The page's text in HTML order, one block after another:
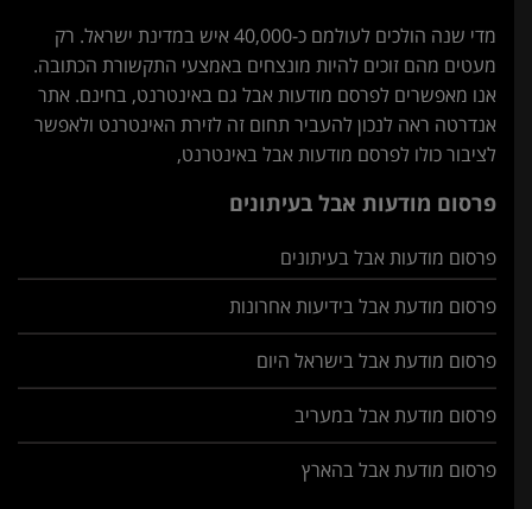
מדי שנה הולכים לעולמם כ-40,000 איש במדינת ישראל. רק
מעטים מהם זוכים להיות מונצחים באמצעי התקשורת הכתובה.
אנו מאפשרים לפרסם מודעות אבל גם באינטרנט, בחינם. אתר
אנדרטה ראה לנכון להעביר תחום זה לזירת האינטרנט ולאפשר
לציבור כולו לפרסם מודעות אבל באינטרנט,
פרסום מודעות אבל בעיתונים
פרסום מודעות אבל בעיתונים
פרסום מודעת אבל בידיעות אחרונות
פרסום מודעת אבל בישראל היום
פרסום מודעת אבל במעריב
פרסום מודעת אבל בהארץ